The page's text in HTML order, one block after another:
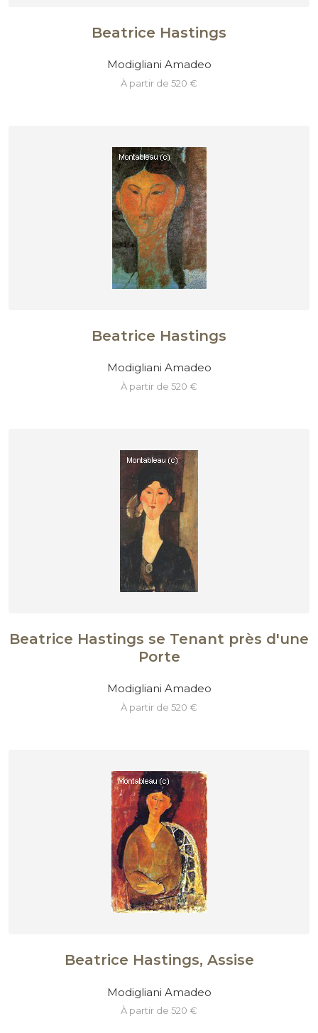
Beatrice Hastings
Modigliani Amadeo
à partir de 520 €
Beatrice Hastings
Modigliani Amadeo
à partir de 520 €
Beatrice Hastings se Tenant près d'une
Porte
Modigliani Amadeo
à partir de 520 €
Beatrice Hastings, Assise
Modigliani Amadeo
à partir de 520 €